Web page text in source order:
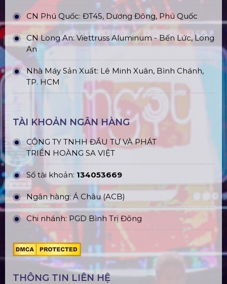
CN Phú Quốc: ĐT45, Dương Đông, Phú Quốc
CN Long An: Viettruss Aluminum - Bến Lức, Long
An
Nhà Máy Sản Xuất: Lê Minh Xuân, Bình Chánh,
TP. HCM
TÀI KHOẢN NGÂN HÀNG
CÔNG TY TNHH ĐẦU TƯ VÀ PHÁT
TRIỂN HOÀNG SA VIỆT
Số tài khoản: 134053669
Ngân hàng: Á Châu (ACB)
Chi nhánh: PGD Bình Trị Đông
THÔNG TIN LIÊN HỆ